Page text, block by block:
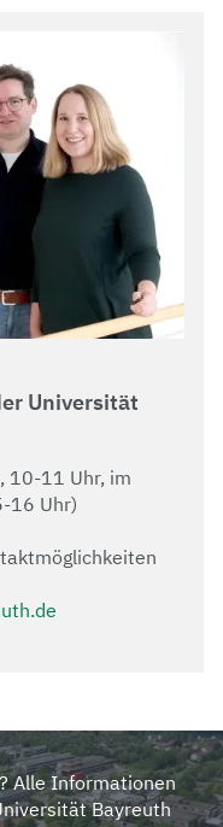
Universität
10-11 Uhr, im
16 Uhr)
Alle Informationen
Bayreuth